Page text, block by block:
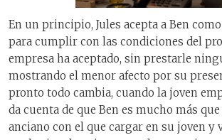
En un principio, Jules acepta a Ben
para cumplir con las condiciones del
empresa ha aceptado, sin prestarle
mostrando el menor afecto por su
pronto todo cambia, cuando la joven
da cuenta de que Ben es mucho más
anciano con el que cargar en su joven y